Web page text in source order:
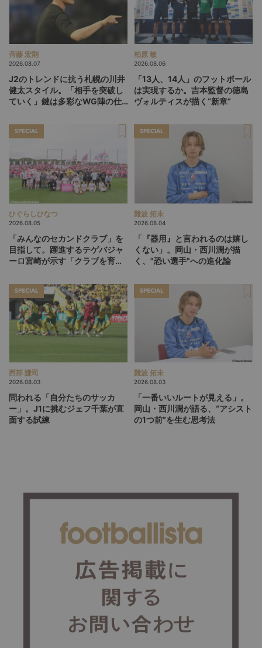
斉藤 宏則
2026.08.07
J2のトレンドに抗う札幌の川井
健太スタイル。「相手を突破し
ていく」鍵は多彩なWG陣の仕
柏原 敏
2026.08.06
「13人、14人」のフットボール
は実現するか。吉本監督の徳島
ヴォルティスが描く“新章”
SPECIAL
ひぐらしひなつ
2026.08.05
「みんなのセカンドクラブ」を
目指して。躍進するテゲバジャ
ーロ宮崎が示す「クラブを育て
SPECIAL
難波 拓未
2026.08.04
「『器用』と言われるのは嬉し
くない」。岡山・西川潤が描
く、"恐い選手"への進化論
SPECIAL
西部 謙司
2026.08.03
問われる「自分たちのサッカ
ー」。J1に挑むジェフ千葉が直
面する試練
SPECIAL
難波 拓未
2026.08.03
「一番いいルートが見える」。
岡山・西川潤が語る、“アシスト
の1つ前”を生む思考法